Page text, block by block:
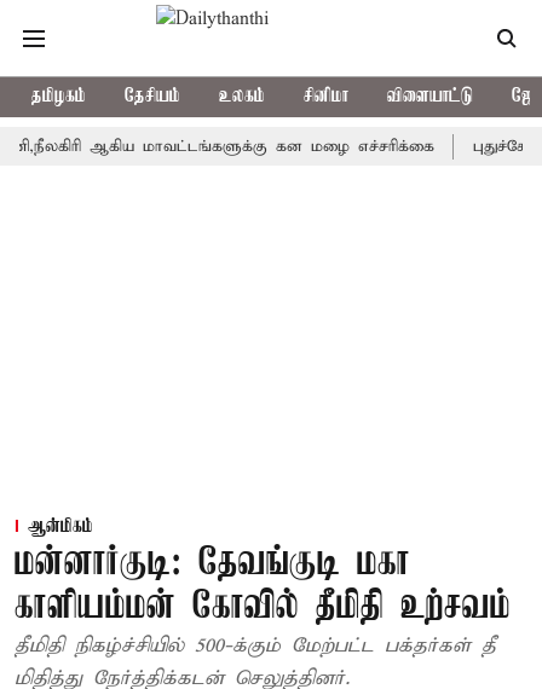
தமிழகம் தேசியம் உலகம் சினிமா விளையாட்டு
ஆகிய மாவட்டங்களுக்கு கன மழை எச்சரிக்கை புதுச்சேரி
ஆன்மிகம்
மன்னார்குடி: தேவங்குடி மகா
காளியம்மன் கோவில் தீமிதி உற்சவம்
தீமிதி நிகழ்ச்சியில் 500-க்கும் மேற்பட்ட பக்தர்கள் தீ
மிதித்து நேர்த்திக்கடன் செலுத்தினர்.